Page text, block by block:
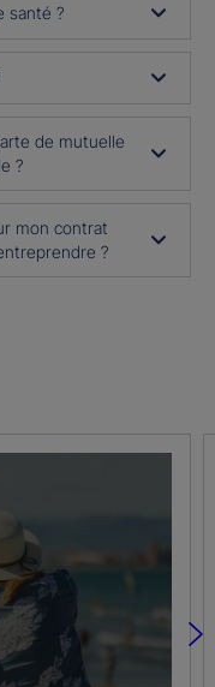
santé ?
de mutuelle
?
mon contrat
?